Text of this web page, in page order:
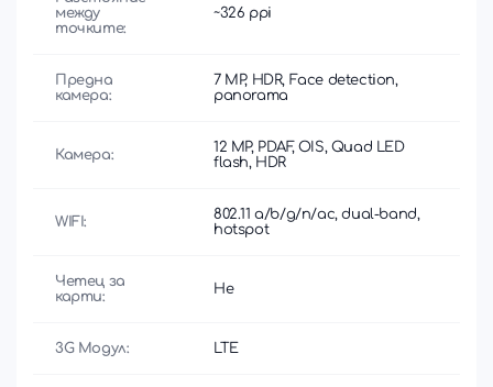
между
точките:
~326 ppi
Предна
камера:
7 MP, HDR, Face detection,
panorama
Камера:
12 MP, PDAF, OIS, Quad LED
flash, HDR
WIFI:
802.11 a/b/g/n/ac, dual-band,
hotspot
Четец за
карти:
Не
3G Модул: LTE